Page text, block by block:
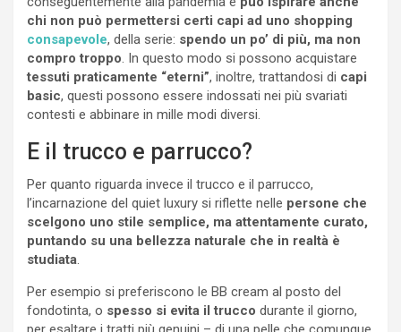
chi non può permettersi certi capi ad uno shopping
consapevole, della serie: spendo un po’ di più, ma non
compro troppo. In questo modo si possono acquistare
tessuti praticamente “eterni”, inoltre, trattandosi di capi
basic, questi possono essere indossati nei più svariati
contesti e abbinare in mille modi diversi.
E il trucco e parrucco?
Per quanto riguarda invece il trucco e il parrucco,
l’incarnazione del quiet luxury si riflette nelle persone che
scelgono uno stile semplice, ma attentamente curato,
puntando su una bellezza naturale che in realtà è
studiata.
Per esempio si preferiscono le BB cream al posto del
fondotinta, o spesso si evita il trucco durante il giorno,